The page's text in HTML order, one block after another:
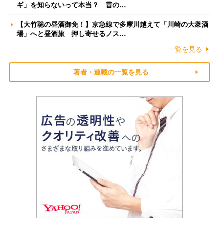
ギ」を知らないって本当？ 昔の…
【大竹聡の昼酒御免！】京急線で多摩川越えて「川崎の大衆酒
場」へと昼酒旅 押し寄せるノス…
一覧を見る
著者・連載の一覧を見る